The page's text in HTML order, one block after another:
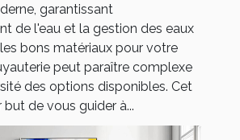
garantissant
de l'eau et la gestion des eaux
bons matériaux pour votre
peut paraître complexe
des options disponibles. Cet
de vous guider à...